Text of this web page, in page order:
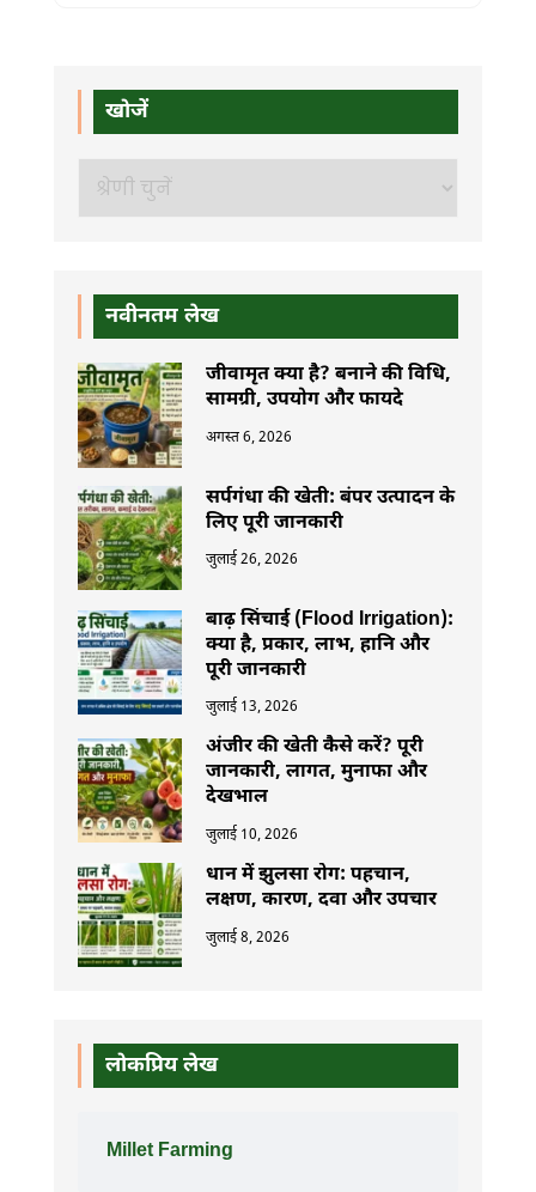
खोजें
खोजें
नवीनतम लेख
जीवामृत क्या है? बनाने की विधि,
सामग्री, उपयोग और फायदे
अगस्त 6, 2026
सर्पगंधा की खेती: बंपर उत्पादन के
लिए पूरी जानकारी
जुलाई 26, 2026
बाढ़ सिंचाई (Flood Irrigation):
क्या है, प्रकार, लाभ, हानि और
पूरी जानकारी
जुलाई 13, 2026
अंजीर की खेती कैसे करें? पूरी
जानकारी, लागत, मुनाफा और
देखभाल
जुलाई 10, 2026
धान में झुलसा रोग: पहचान,
लक्षण, कारण, दवा और उपचार
जुलाई 8, 2026
लोकप्रिय लेख
Millet Farming